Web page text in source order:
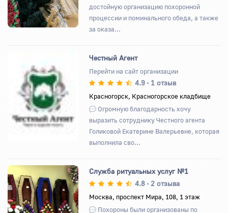
достойную организацию похоронной
процессии и поминального обеда, а также
за оказа...
Назад Вперед
Честный Агент
Перейти на сайт организации
4.9 • 1 отзыв
Красногорск, Красногорское кладбище
Огромную благодарность хочу
выразить сотруднику Честного агента
Голиковой Екатерине Валерьевне, которая
выполнила сво...
Назад Вперед
Служба ритуальных услуг №1
4.8 • 2 отзыва
Москва, проспект Мира, 108, 1 этаж
Похороны были организованы по